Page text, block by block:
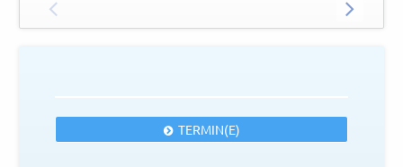
ZURÜCK WEITER
TERMIN(E)